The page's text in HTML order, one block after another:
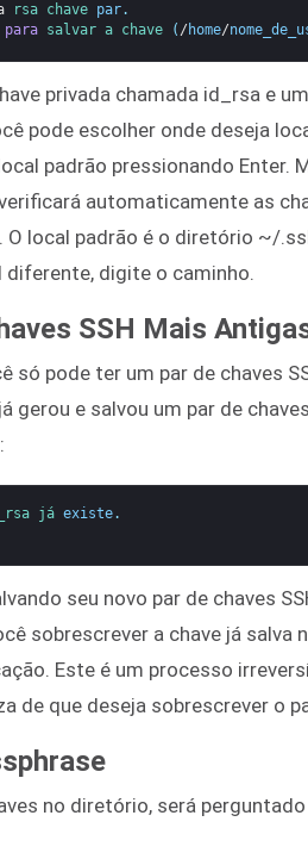
rsa chave par.
para salvar a chave ( / home/
privada chamada id_rsa e
pode escolher onde deseja
padrão pressionando Enter.
automaticamente as
local padrão é o diretório ~/
digite o caminho.
SSH Mais
só pode ter um par de chaves
gerou e salvou um par de
já existe.
seu novo par de chaves
sobrescrever a chave já salva
Este é um processo
de que deseja sobrescrever o
no diretório, será